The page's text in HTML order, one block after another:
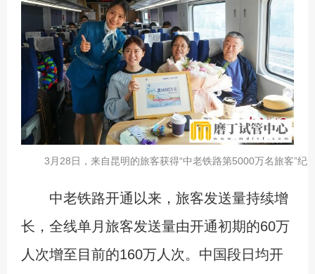
3月28日，来自昆明的旅客获得“中老铁路第5000万名旅客”纪
中老铁路开通以来，旅客发送量持续增
长，全线单月旅客发送量由开通初期的60万
人次增至目前的160万人次。中国段日均开